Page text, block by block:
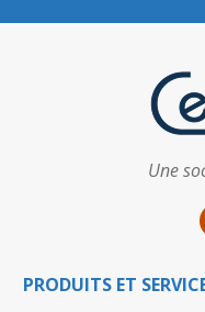
Une
PRODUITS ET